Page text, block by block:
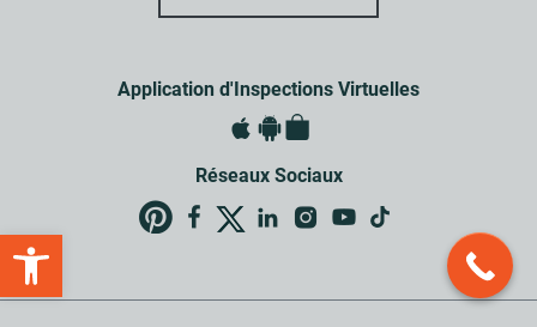
Application d'Inspections Virtuelles
Réseaux Sociaux
Open toolbar